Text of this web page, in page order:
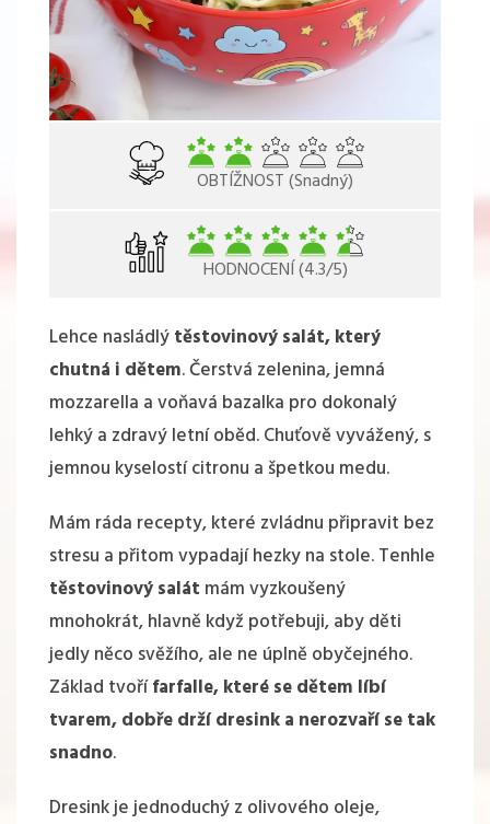
OBTÍŽNOST (Snadný)
HODNOCENÍ (4.3/5)
Lehce nasládlýtěstovinový salát, který
chutná i dětem. Čerstvá zelenina, jemná
mozzarella a voňavá bazalka pro dokonalý
lehký a zdravý letní oběd. Chuťově vyvážený, s
jemnou kyselostí citronu a špetkou medu.
Mám ráda recepty, které zvládnu připravit bez
stresu a přitom vypadají hezky na stole. Tenhle
těstovinový salát mám vyzkoušený
mnohokrát, hlavně když potřebuji, aby děti
jedly něco svěžího, ale ne úplně obyčejného.
Základ tvořífarfalle, které se dětem líbí
tvarem, dobře drží dresink a nerozvaří se tak
snadno.
Dresink je jednoduchý z olivového oleje,